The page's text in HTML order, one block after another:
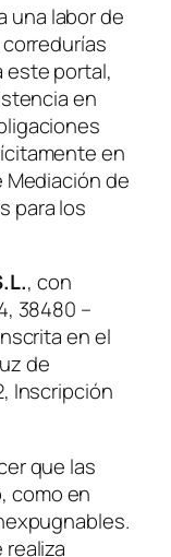
una labor de
este portal,
en
en
Mediación de
para los
, con
38480 –
en el
de
Inscripción
que las
como en